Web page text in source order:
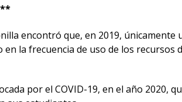
encontró que, en 2019,
la frecuencia de uso de los recursos
por el COVID-19, en el año 2020,